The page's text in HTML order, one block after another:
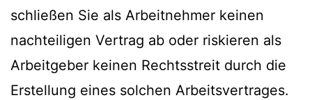
schließen Sie als Arbeitnehmer keinen
nachteiligen Vertrag ab oder riskieren als
Arbeitgeber keinen Rechtsstreit durch die
Erstellung eines solchen Arbeitsvertrages.